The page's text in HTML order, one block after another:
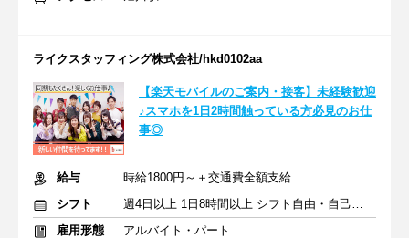
ライクスタッフィング株式会社/hkd0102aa
【楽天モバイルのご案内・接客】未経験歓迎
♪スマホを1日2時間触っている方必見のお仕
事◎
給与
時給1800円～＋交通費全額支給
シフト
週4日以上 1日8時間以上 シフト自由・自己申告
雇用形態
アルバイト・パート